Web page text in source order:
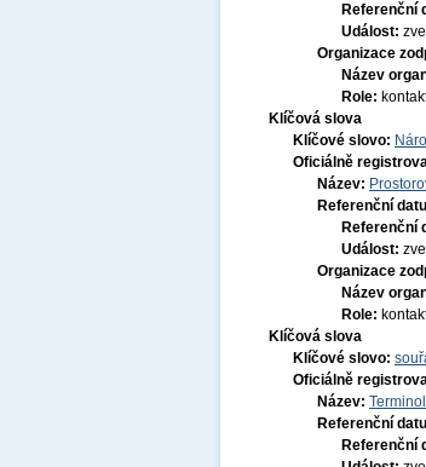
Referenční
Událost:
Organizace
Název
Role:
Klíčová slova
Klíčové slovo:
Oficiálně
Název:
Referenční
Referenční
Událost:
Organizace
Název
Role:
Klíčová slova
Klíčové slovo:
Oficiálně
Název:
Referenční
Referenční